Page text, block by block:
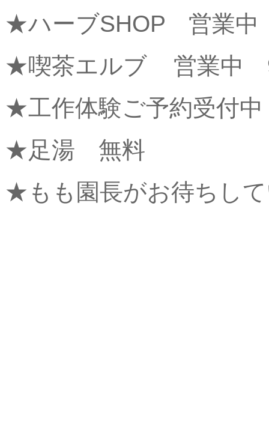
★ハーブSHOP 営業中
★喫茶エルブ 営業中
★工作体験ご予約受付
★足湯 無料
★もも園長がお待ちし